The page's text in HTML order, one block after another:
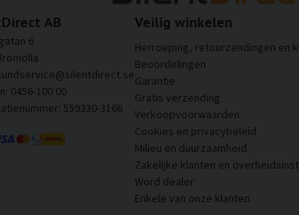
AB
6
0456-100 00
559330-3166
Veilig winkelen
Herroeping, retourzendingen en
Beoordelingen
Garantie
Gratis verzending
Verkoopvoorwaarden
Cookies en privacybeleid
Milieu en duurzaamheid
Zakelijke klanten en
Word dealer
Enkele van onze klanten